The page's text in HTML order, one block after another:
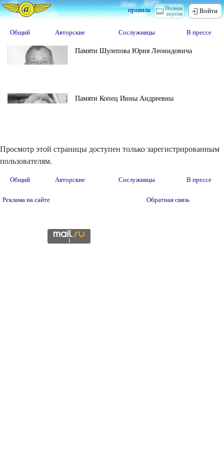
Полная
версия
правила Войти
Общий Авторские Сослуживцы В прессе
Памяти Шулепова Юрия Леонидовича
Памяти Копец Инны Андреевны
Просмотр этой страницы доступен только зарегистрированным
пользователям.
Общий Авторские Сослуживцы В прессе
Реклама на сайте Обратная связь